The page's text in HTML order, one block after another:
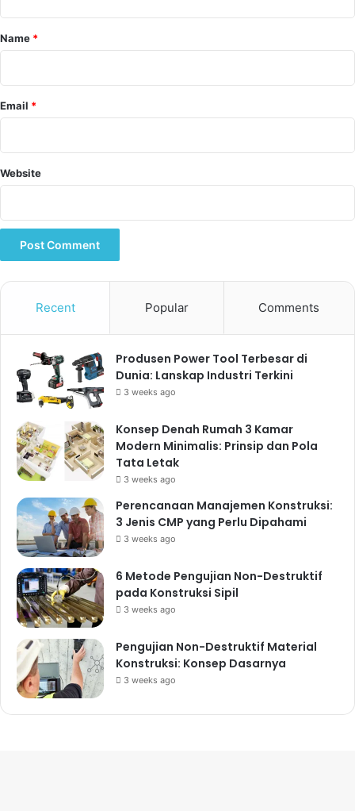
*
Name *
Email *
Website
Recent Popular Comments
Produsen Power Tool Terbesar di
Dunia: Lanskap Industri Terkini
3 weeks ago
Konsep Denah Rumah 3 Kamar
Modern Minimalis: Prinsip dan Pola
Tata Letak
3 weeks ago
Perencanaan Manajemen Konstruksi:
3 Jenis CMP yang Perlu Dipahami
3 weeks ago
6 Metode Pengujian Non-Destruktif
pada Konstruksi Sipil
3 weeks ago
Pengujian Non-Destruktif Material
Konstruksi: Konsep Dasarnya
3 weeks ago